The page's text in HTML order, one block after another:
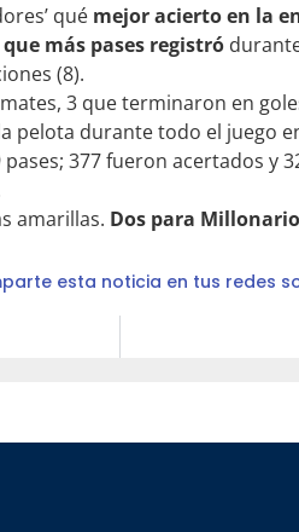
qué mejor acierto en la
más pases registró
(8).
3 que terminaron en
pelota durante todo el juego
pases; 377 fueron acertados y
amarillas. Dos para
esta noticia en tus redes